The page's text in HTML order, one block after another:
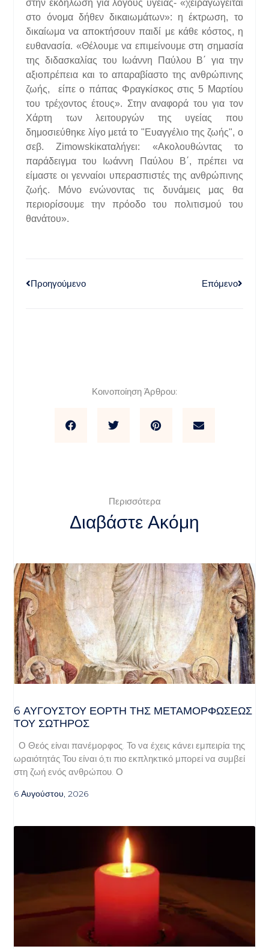
στην εκδήλωση για λόγους υγείας- «χειραγωγείται
στο όνομα δήθεν δικαιωμάτων»: η έκτρωση, το
δικαίωμα να αποκτήσουν παιδί με κάθε κόστος, η
ευθανασία. «Θέλουμε να επιμείνουμε στη σημασία
της διδασκαλίας του Ιωάννη Παύλου Β΄ για την
αξιοπρέπεια και το απαραβίαστο της ανθρώπινης
ζωής, είπε ο πάπας Φραγκίσκος στις 5 Μαρτίου
του τρέχοντος έτους». Στην αναφορά του για τον
Χάρτη των λειτουργών της υγείας που
δημοσιεύθηκε λίγο μετά το "Ευαγγέλιο της ζωής", ο
σεβ. Zimowskiκαταλήγει: «Ακολουθώντας το
παράδειγμα του Ιωάννη Παύλου Β΄, πρέπει να
είμαστε οι γενναίοι υπερασπιστές της ανθρώπινης
ζωής. Μόνο ενώνοντας τις δυνάμεις μας θα
περιορίσουμε την πρόοδο του πολιτισμού του
θανάτου».
Προηγούμενο Επόμενο
Κοινοποίηση Άρθρου:
Περισσότερα
Διαβάστε Ακόμη
6 ΑΥΓΟΥΣΤΟΥ ΕΟΡΤΗ ΤΗΣ ΜΕΤΑΜΟΡΦΩΣΕΩΣ
ΤΟΥ ΣΩΤΗΡΟΣ
Ο Θεός είναι πανέμορφος. Το να έχεις κάνει εμπειρία της
ωραιότητάς Του είναι ό,τι πιο εκπληκτικό μπορεί να συμβεί
στη ζωή ενός ανθρώπου. Ο
6 Αυγούστου, 2026